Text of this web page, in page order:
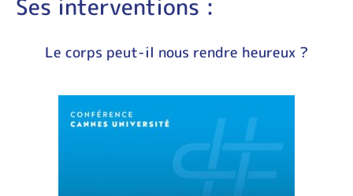
Ses interventions :
Le corps peut-il nous rendre heureux ?